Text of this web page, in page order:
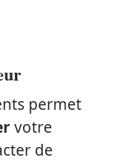
permet
votre
de